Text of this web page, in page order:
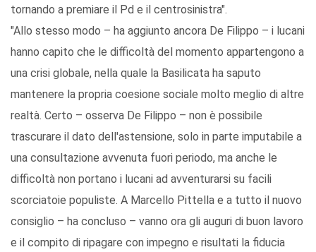
tornando a premiare il Pd e il centrosinistra".
"Allo stesso modo – ha aggiunto ancora De Filippo – i lucani
hanno capito che le difficoltà del momento appartengono a
una crisi globale, nella quale la Basilicata ha saputo
mantenere la propria coesione sociale molto meglio di altre
realtà. Certo – osserva De Filippo – non è possibile
trascurare il dato dell'astensione, solo in parte imputabile a
una consultazione avvenuta fuori periodo, ma anche le
difficoltà non portano i lucani ad avventurarsi su facili
scorciatoie populiste. A Marcello Pittella e a tutto il nuovo
consiglio – ha concluso – vanno ora gli auguri di buon lavoro
e il compito di ripagare con impegno e risultati la fiducia